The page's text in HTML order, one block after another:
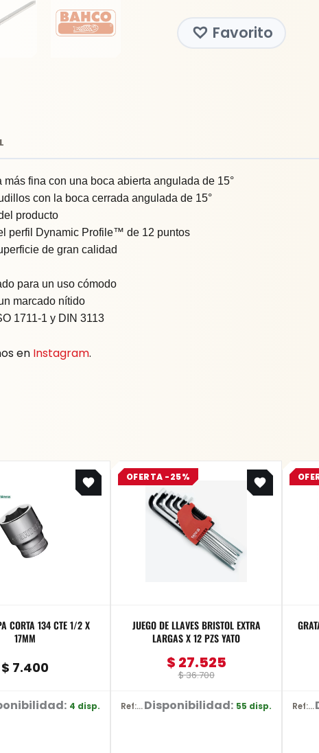
Favorito
fina con una boca abierta angulada de 15°
con la boca cerrada angulada de 15°
producto
perfil Dynamic Profile™ de 12 puntos
de gran calidad
para un uso cómodo
marcado nítido
1711-1 y DIN 3113
en Instagram.
CORTA 134 CTE 1/2 X
17MM
$ 7.400
4 disp.
OFERTA -25%
JUEGO DE LLAVES BRISTOL EXTRA
LARGAS X 12 PZS YATO
$36.700
Original
price
$ 36.700.
$ 27.525
Current
price
$ 27.525.
Ref: YT-5836Disponibilidad: 55 disp. Ref: D-26515